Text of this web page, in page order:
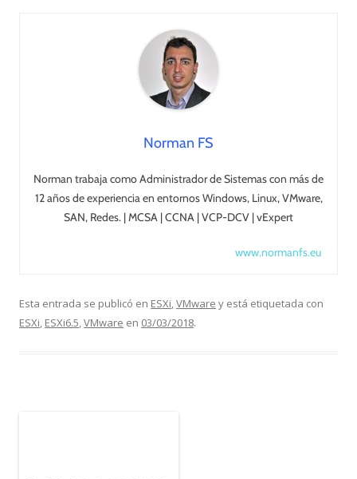
Norman FS
Norman trabaja como Administrador de Sistemas con más de
12 años de experiencia en entornos Windows, Linux, VMware,
SAN, Redes. | MCSA | CCNA | VCP-DCV | vExpert
www.normanfs.eu
Esta entrada se publicó en ESXi,VMware y está etiquetada con
ESXi, ESXi6.5,VMware en 03/03/2018.